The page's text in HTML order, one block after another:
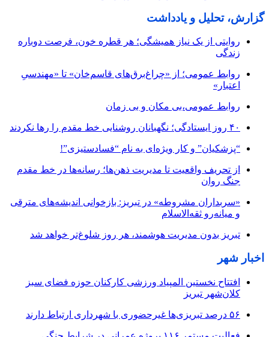
گزارش، تحلیل و یادداشت
روایتی از یک نیاز همیشگی؛ هر قطره خون، فرصت دوباره
زندگی
روابط عمومی؛ از «چراغ‌برق‌های قاسم‌خان» تا «مهندسیِ
اعتبار»
روابط عمومی،بی مکان و بی زمان
۴۰ روز ایستادگی؛ نگهبانان روشنایی خط مقدم را رها نکردند
“پزشکیان” و کار ویژه‌ای به نام “فسادستیزی”!
از تحریف واقعیت تا مدیریت ذهن‌ها؛ رسانه‌ها در خط مقدم
جنگ روان
«سربداران مشروطه» در تبریز: بازخوانی اندیشه‌های مترقی
و میانه‌رو ثقه‌الاسلام
تبریز بدون مدیریت هوشمند، هر روز شلوغ‌تر خواهد شد
اخبار شهر
افتتاح نخستین المپیاد ورزشی کارکنان حوزه فضای سبز
کلان‌شهر تبریز
۵۶ درصد تبریزی‌ها غیرحضوری با شهرداری ارتباط دارند